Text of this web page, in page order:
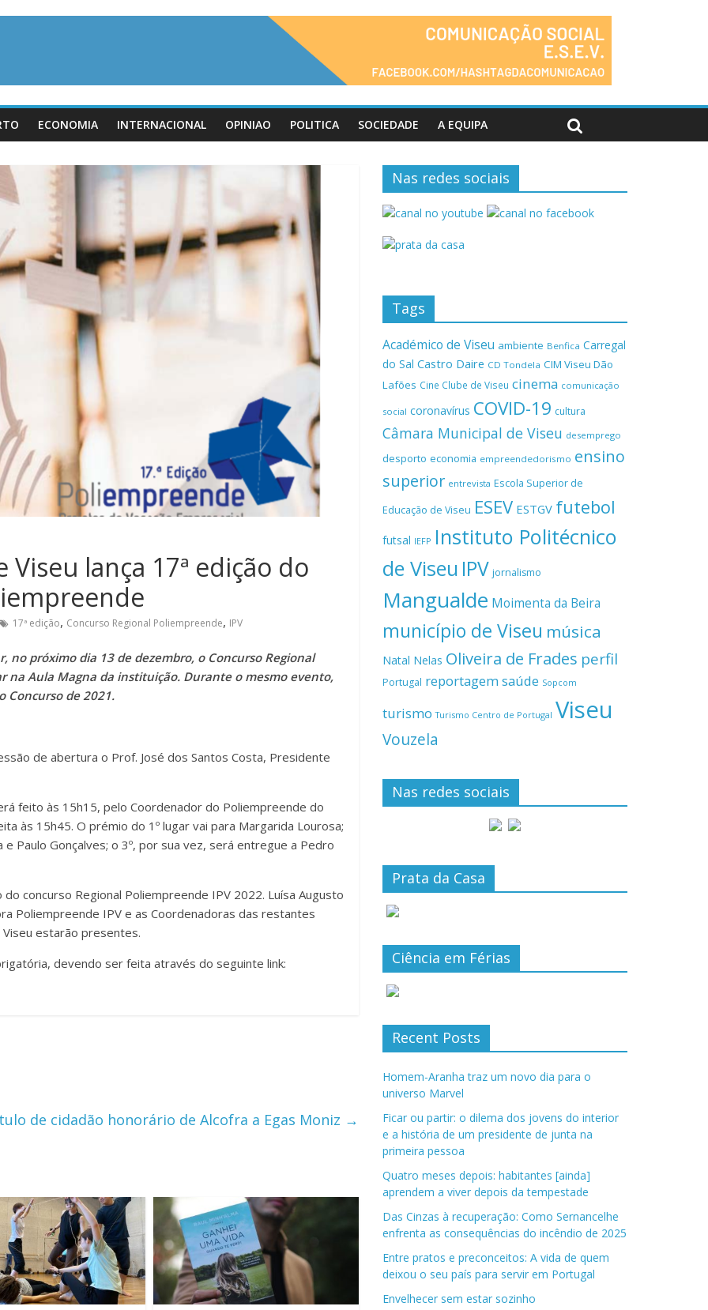
ECONOMIA INTERNACIONAL OPINIAO POLITICA SOCIEDADE A EQUIPA
lança 17ª edição do
17ª edição, Concurso Regional Poliempreende, IPV
no próximo dia 13 de dezembro, o Concurso Regional
na Aula Magna da instituição. Durante o mesmo evento,
Concurso de 2021.
de abertura o Prof. José dos Santos Costa, Presidente
feito às 15h15, pelo Coordenador do Poliempreende do
às 15h45. O prémio do 1º lugar vai para Margarida Lourosa;
Paulo Gonçalves; o 3º, por sua vez, será entregue a Pedro
concurso Regional Poliempreende IPV 2022. Luísa Augusto
Poliempreende IPV e as Coordenadoras das restantes
estarão presentes.
devendo ser feita através do seguinte link:
de cidadão honorário de Alcofra a Egas Moniz →
Nas redes sociais
Tags
Académico de Viseu ambiente Benfica Carregal
do Sal Castro Daire CD Tondela CIM Viseu Dão
Lafões Cine Clube de Viseu cinema comunicação
social coronavírus COVID-19 cultura
Câmara Municipal de Viseu desemprego
desporto economia empreendedorismo ensino
superior entrevista Escola Superior de
Educação de Viseu ESEV ESTGV futebol
futsal IEFP Instituto Politécnico
de Viseu IPV jornalismo
Mangualde Moimenta da Beira
município de Viseu música
Natal Nelas Oliveira de Frades perfil
Portugal reportagemsaúde Sopcom
turismo Turismo Centro de Portugal Viseu
Vouzela
Nas redes sociais
Prata da Casa
Ciência em Férias
Recent Posts
Homem-Aranha traz um novo dia para o
universo Marvel
Ficar ou partir: o dilema dos jovens do interior
e a história de um presidente de junta na
primeira pessoa
Quatro meses depois: habitantes [ainda]
aprendem a viver depois da tempestade
Das Cinzas à recuperação: Como Sernancelhe
enfrenta as consequências do incêndio de 2025
Entre pratos e preconceitos: A vida de quem
deixou o seu país para servir em Portugal
Envelhecer sem estar sozinho